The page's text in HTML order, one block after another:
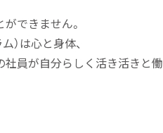
ができません。
）は心と身体、
員が自分らしく活き活きと働